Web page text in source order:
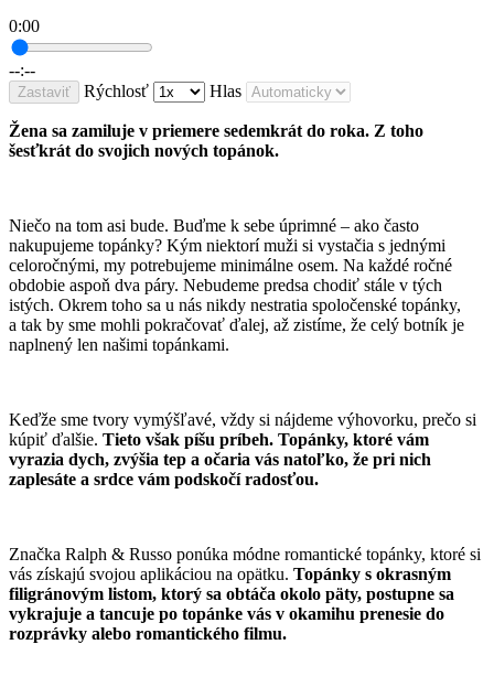
0:00
--:--
Zastaviť Rýchlosť Hlas
Žena sa zamiluje v priemere sedemkrát do roka. Z toho
šesťkrát do svojich nových topánok.
Niečo na tom asi bude. Buďme k sebe úprimné – ako často
nakupujeme topánky? Kým niektorí muži si vystačia s jednými
celoročnými, my potrebujeme minimálne osem. Na každé ročné
obdobie aspoň dva páry. Nebudeme predsa chodiť stále v tých
istých. Okrem toho sa u nás nikdy nestratia spoločenské topánky,
a tak by sme mohli pokračovať ďalej, až zistíme, že celý botník je
naplnený len našimi topánkami.
Keďže sme tvory vymýšľavé, vždy si nájdeme výhovorku, prečo si
kúpiť ďalšie. Tieto však píšu príbeh. Topánky, ktoré vám
vyrazia dych, zvýšia tep a očaria vás natoľko, že pri nich
zaplesáte a srdce vám podskočí radosťou.
Značka Ralph & Russo ponúka módne romantické topánky, ktoré si
vás získajú svojou aplikáciou na opätku. Topánky s okrasným
filigránovým listom, ktorý sa obtáča okolo päty, postupne sa
vykrajuje a tancuje po topánke vás v okamihu prenesie do
rozprávky alebo romantického filmu.